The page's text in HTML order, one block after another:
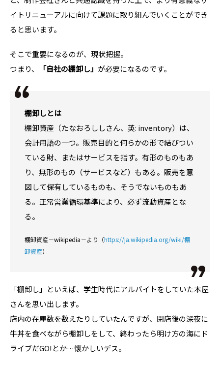
イトリニューアルに向けて課題に取り組んでいくことができ
ると思います。
そこで重要になるのが、現状把握。
つまり、
「自社の棚卸し」 が必要になるのです。
棚卸しとは
棚卸資産（たなおろししさん、英: inventory）は、
会計用語の一つ。販売目的と何らかの形で結びつい
ている財、またはサービスを指す。有形のものもあ
り、無形のもの（サービスなど）もある。販売を意
図して保有しているものも、そうでないものもあ
る。正常営業循環基準により、必ず流動資産とな
る。
棚卸資産－wikipedia－より（https://ja.wikipedia.org/wiki/棚
卸資産）
「棚卸し」といえば、学生時代にアルバイトをしていた本屋
さんを思い出します。
店内の在庫数を数えたりしていたんですが、閉店後の深夜に
牛丼を食べながら棚卸しをして、終わったら明け方の海にド
ライブだGO!とか…懐かしいデス。